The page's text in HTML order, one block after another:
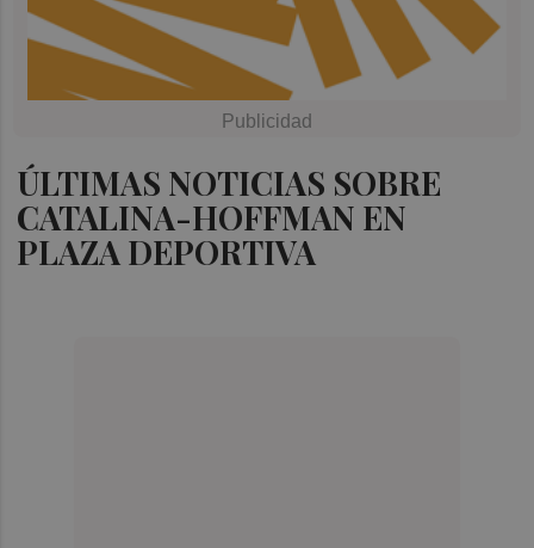
ÚLTIMAS NOTICIAS SOBRE
CATALINA-HOFFMAN EN
PLAZA DEPORTIVA